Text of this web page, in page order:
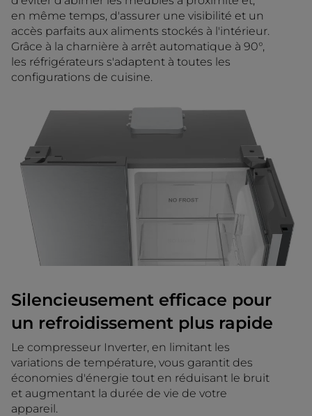
en même temps, d'assurer une visibilité et un
accès parfaits aux aliments stockés à l'intérieur.
Grâce à la charnière à arrêt automatique à 90°,
les réfrigérateurs s'adaptent à toutes les
configurations de cuisine.
Silencieusement efficace pour
un refroidissement plus rapide
Le compresseur Inverter, en limitant les
variations de température, vous garantit des
économies d'énergie tout en réduisant le bruit
et augmentant la durée de vie de votre
appareil.